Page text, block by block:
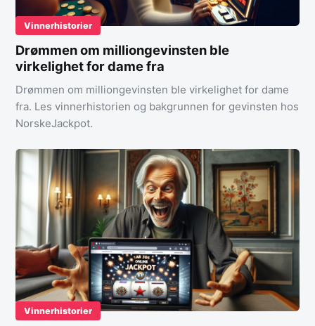
Vinnerhistorier
Drømmen om milliongevinsten ble
virkelighet for dame fra
Drømmen om milliongevinsten ble virkelighet for dame
fra. Les vinnerhistorien og bakgrunnen for gevinsten hos
NorskeJackpot.
Vinnerhistorier